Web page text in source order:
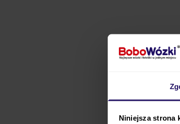
Niniejsza strona
Podkładka